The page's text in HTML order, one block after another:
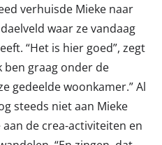
verhuisde Mieke naar
waar ze vandaag
“Het is hier goed”, zegt
ben graag onder de
gedeelde woonkamer.” Al
steeds niet aan Mieke
de crea-activiteiten en